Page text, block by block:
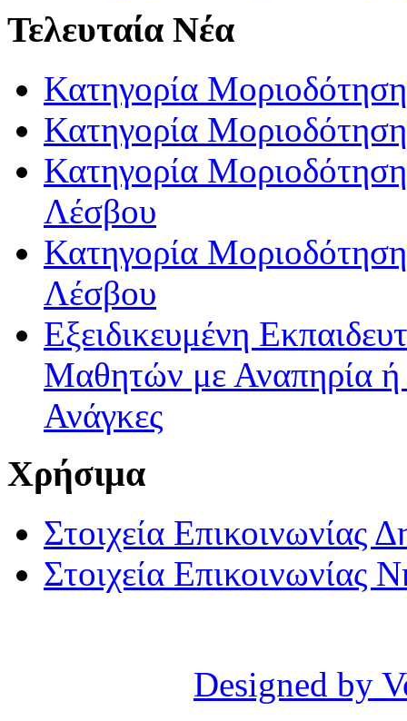
Τελευταία Νέα
Κατηγορία
Κατηγορία
Κατηγορία
Λέσβου
Κατηγορία
Λέσβου
Εξειδικευμένη
Μαθητών με Αναπηρία ή /
Ανάγκες
Χρήσιμα
Στοιχεία Επικοινωνίας
Στοιχεία Επικοινωνίας
Designed by